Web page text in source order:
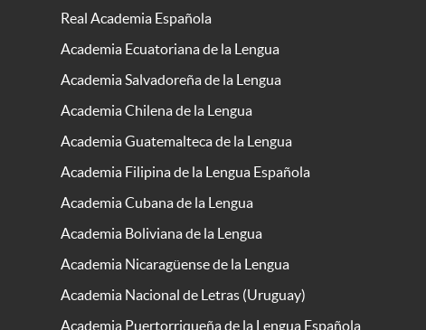
Real Academia Española
Academia Ecuatoriana de la Lengua
Academia Salvadoreña de la Lengua
Academia Chilena de la Lengua
Academia Guatemalteca de la Lengua
Academia Filipina de la Lengua Española
Academia Cubana de la Lengua
Academia Boliviana de la Lengua
Academia Nicaragüense de la Lengua
Academia Nacional de Letras (Uruguay)
Academia Puertorriqueña de la Lengua Española